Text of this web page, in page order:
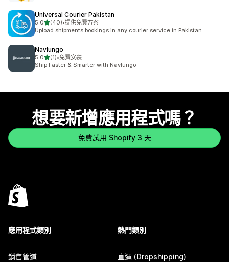
Universal Courier Pakistan
5.0滿分 5 顆星
(40)
共有 40 則評價
•提供免費方案
Upload shipments bookings in any courier service in Pakistan.
Navlungo
5.0滿分 5 顆星
(1)
共有 1 則評價
•免費安裝
Ship Faster & Smarter with Navlungo
想要新增應用程式嗎？
免費試用 Shopify 3 天
應用程式類別
銷售管道
熱門類別
直運 (Dropshipping)